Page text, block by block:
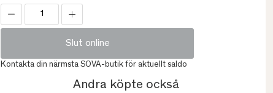
Slut online
Kontakta din närmsta SOVA-butik för aktuellt saldo
Andra köpte också